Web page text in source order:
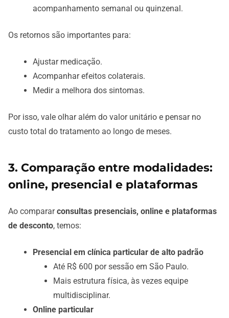
acompanhamento semanal ou quinzenal.
Os retornos são importantes para:
Ajustar medicação.
Acompanhar efeitos colaterais.
Medir a melhora dos sintomas.
Por isso, vale olhar além do valor unitário e pensar no
custo total do tratamento ao longo de meses.
3. Comparação entre modalidades:
online, presencial e plataformas
Ao compararconsultas presenciais, online e plataformas
de desconto, temos:
Presencial em clínica particular de alto padrão
Até R$ 600 por sessão em São Paulo.
Mais estrutura física, às vezes equipe
multidisciplinar.
Online particular